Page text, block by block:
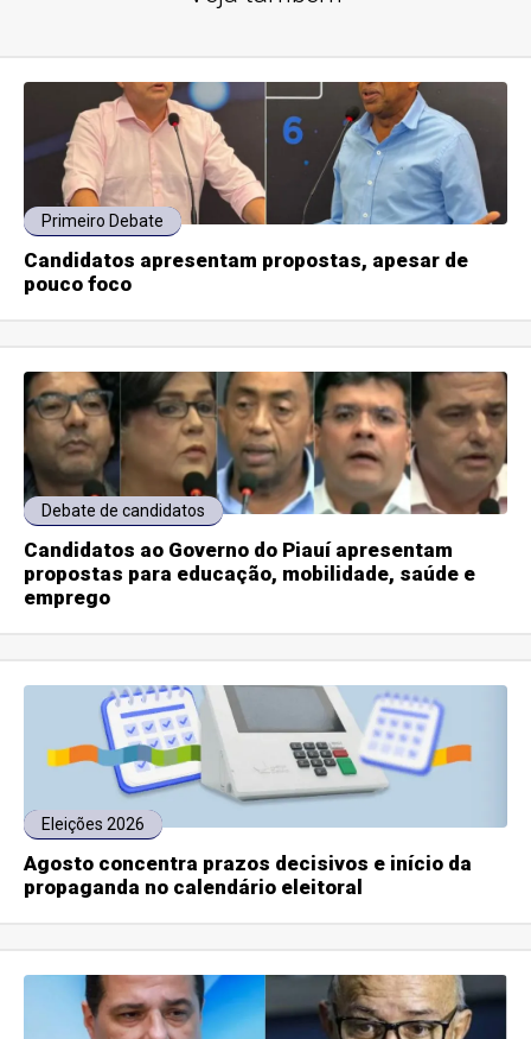
Primeiro Debate
Candidatos apresentam propostas, apesar de
pouco foco
Debate de candidatos
Candidatos ao Governo do Piauí apresentam
propostas para educação, mobilidade, saúde e
emprego
Eleições 2026
Agosto concentra prazos decisivos e início da
propaganda no calendário eleitoral